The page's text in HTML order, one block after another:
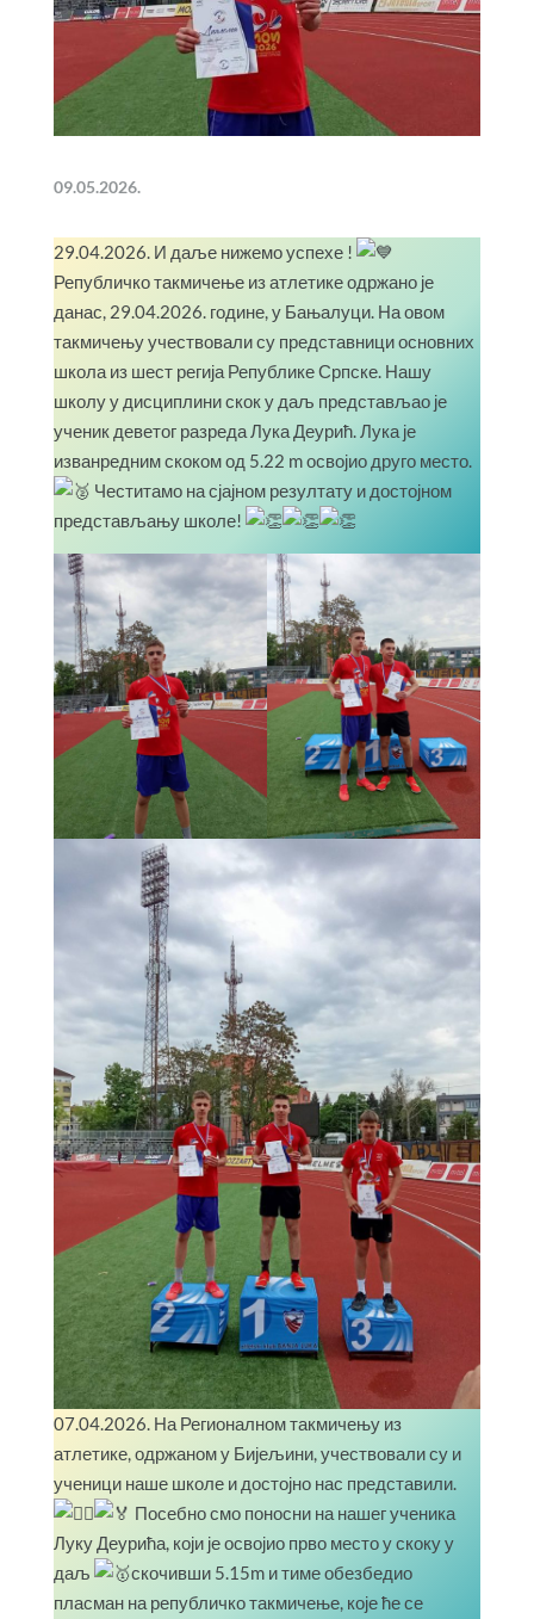
09.05.2026.
29.04.2026. И даље нижемо успехе !
Републичко такмичење из атлетике одржано је
данас, 29.04.2026. године, у Бањалуци. На овом
такмичењу учествовали су представници основних
школа из шест регија Републике Српске. Нашу
школу у дисциплини скок у даљ представљао је
ученик деветог разреда Лука Деурић. Лука је
изванредним скоком од 5.22 m освојио друго место.
Честитамо на сјајном резултату и достојном
представљању школе!
07.04.2026. На Регионалном такмичењу из
атлетике, одржаном у Бијељини, учествовали су и
ученици наше школе и достојно нас представили.
Посебно смо поносни на нашег ученика
Луку Деурића, који је освојио прво место у скоку у
даљ
скочивши 5.15m и тиме обезбедио
пласман на републичко такмичење, које ће се